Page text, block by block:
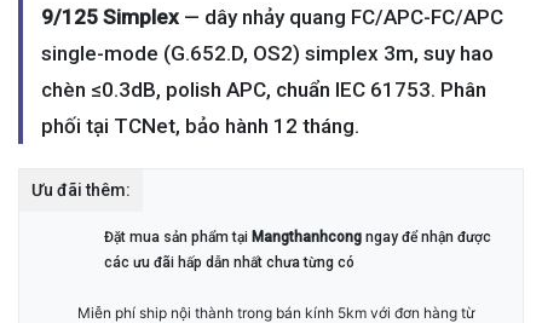
9/125 Simplex — dây nhảy quang FC/APC-FC/APC
single-mode (G.652.D, OS2) simplex 3m, suy hao
chèn ≤0.3dB, polish APC, chuẩn IEC 61753. Phân
phối tại TCNet, bảo hành 12 tháng.
Ưu đãi thêm:
Đặt mua sản phẩm tại Mangthanhcong ngay để nhận được
các ưu đãi hấp dẫn nhất chưa từng có
Miễn phí ship nội thành trong bán kính 5km với đơn hàng từ